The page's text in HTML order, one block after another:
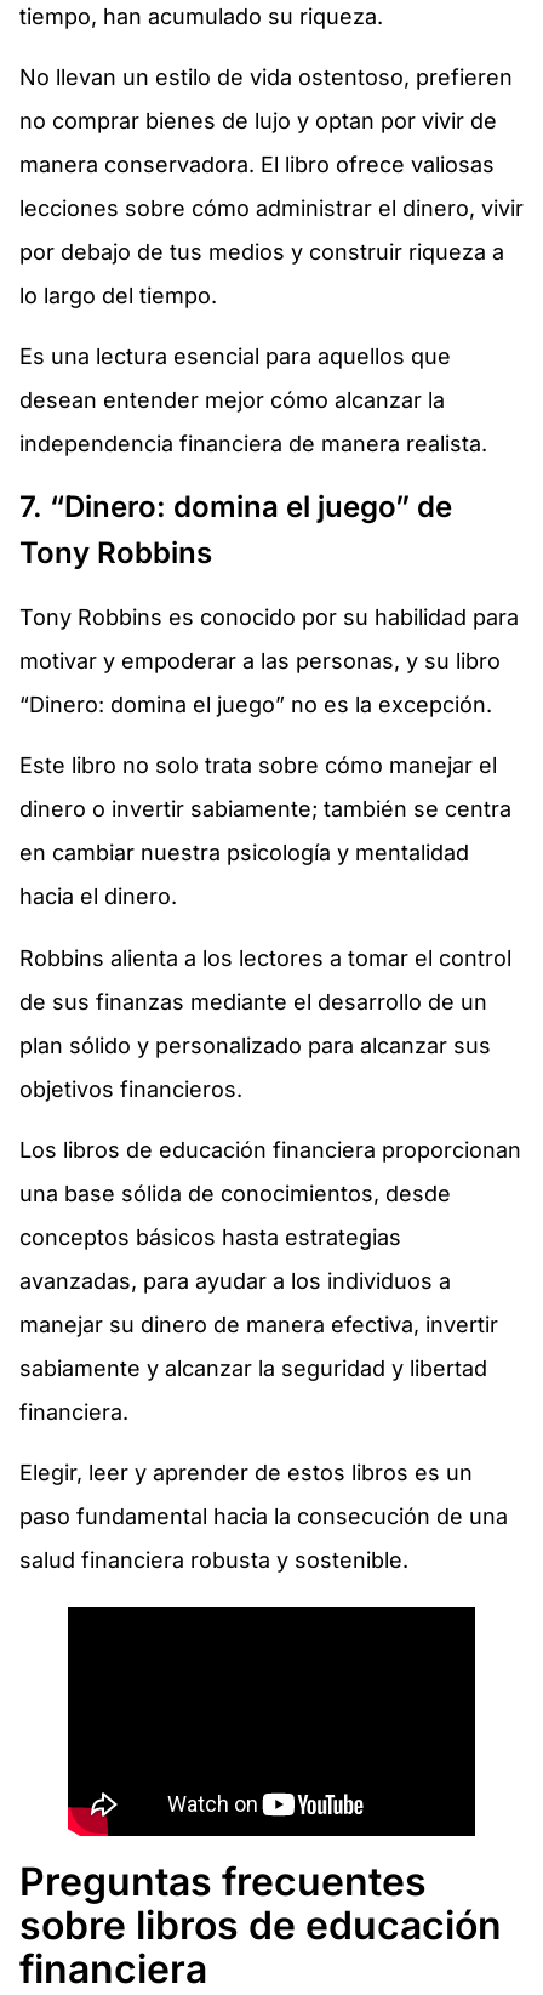
tiempo, han acumulado su riqueza.
No llevan un estilo de vida ostentoso, prefieren
no comprar bienes de lujo y optan por vivir de
manera conservadora. El libro ofrece valiosas
lecciones sobre cómo administrar el dinero, vivir
por debajo de tus medios y construir riqueza a
lo largo del tiempo.
Es una lectura esencial para aquellos que
desean entender mejor cómo alcanzar la
independencia financiera de manera realista.
7. “Dinero: domina el juego” de
Tony Robbins
Tony Robbins es conocido por su habilidad para
motivar y empoderar a las personas, y su libro
“Dinero: domina el juego” no es la excepción.
Este libro no solo trata sobre cómo manejar el
dinero o invertir sabiamente; también se centra
en cambiar nuestra psicología y mentalidad
hacia el dinero.
Robbins alienta a los lectores a tomar el control
de sus finanzas mediante el desarrollo de un
plan sólido y personalizado para alcanzar sus
objetivos financieros.
Los libros de educación financiera proporcionan
una base sólida de conocimientos, desde
conceptos básicos hasta estrategias
avanzadas, para ayudar a los individuos a
manejar su dinero de manera efectiva, invertir
sabiamente y alcanzar la seguridad y libertad
financiera.
Elegir, leer y aprender de estos libros es un
paso fundamental hacia la consecución de una
salud financiera robusta y sostenible.
Preguntas frecuentes
sobre libros de educación
financiera